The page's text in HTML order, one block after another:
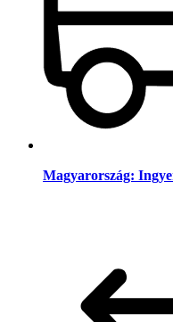
Magyarország: